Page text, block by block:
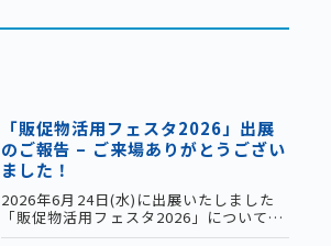
「販促物活用フェスタ2026」出展
のご報告 – ご来場ありがとうござい
ました！
2026年6月24日(水)に出展いたしました
「販促物活用フェスタ2026」についてご
報告いたします。当日は多くのお客様に